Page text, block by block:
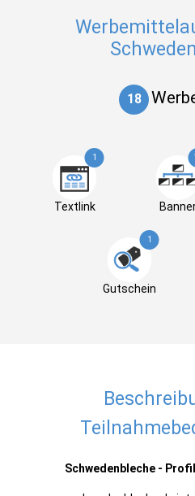
18
1
Textlink
1
Gutschein
Schwedenbleche -